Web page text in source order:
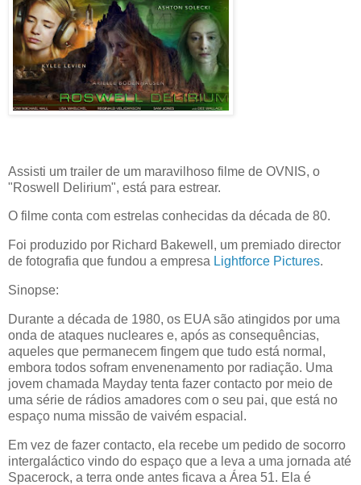
Assisti um trailer de um maravilhoso filme de OVNIS, o
"Roswell Delirium", está para estrear.
O filme conta com estrelas conhecidas da década de 80.
Foi produzido por Richard Bakewell, um premiado director
de fotografia que fundou a empresa Lightforce Pictures.
Sinopse:
Durante a década de 1980, os EUA são atingidos por uma
onda de ataques nucleares e, após as consequências,
aqueles que permanecem fingem que tudo está normal,
embora todos sofram envenenamento por radiação. Uma
jovem chamada Mayday tenta fazer contacto por meio de
uma série de rádios amadores com o seu pai, que está no
espaço numa missão de vaivém espacial.
Em vez de fazer contacto, ela recebe um pedido de socorro
intergaláctico vindo do espaço que a leva a uma jornada até
Spacerock, a terra onde antes ficava a Área 51. Ela é